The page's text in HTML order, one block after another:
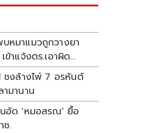
หมาแมวถูกวางยา
ข้าแจ้งตร.เอาผิด
ชงล้างไพ่ 7 อรหันต์
ามานาน
นอัด 'หมอสรณ' ยื้อ
ช.